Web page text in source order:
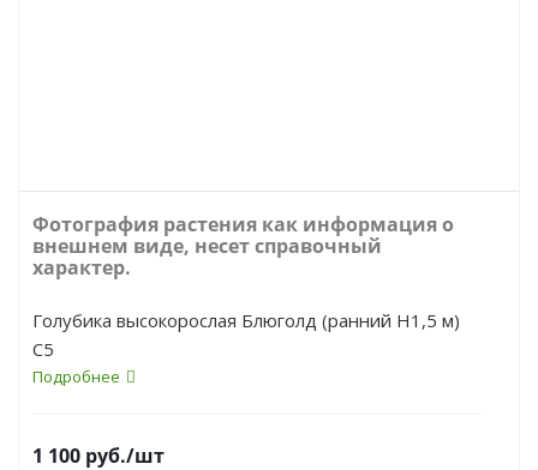
Фотография растения как информация о
внешнем виде, несет справочный
характер.
Голубика высокорослая Блюголд (ранний H1,5 м)
С5
Подробнее
1 100 руб./шт